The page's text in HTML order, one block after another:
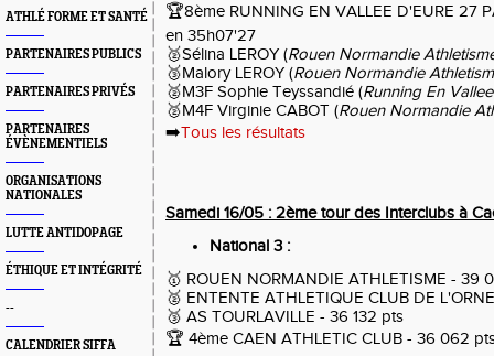
ATHLÉ FORME ET SANTÉ
PARTENAIRES PUBLICS
PARTENAIRES PRIVÉS
PARTENAIRES
ÉVÈNEMENTIELS
ORGANISATIONS
NATIONALES
LUTTE ANTIDOPAGE
ÉTHIQUE ET INTÉGRITÉ
--
CALENDRIER SIFFA
🏆8ème RUNNING EN VALLEE D'EURE 27
en 35h07'27
🥈Sélina LEROY (Rouen Normandie
🥉Malory LEROY (Rouen Normandie
🥈M3F Sophie Teyssandié (Running En
🥈M4F Virginie CABOT (Rouen Normandie
➡️Tous les résultats
Samedi 16/05 : 2ème tour des Interclubs à
National 3 :
🥇 ROUEN NORMANDIE ATHLETISME - 39
🥈 ENTENTE ATHLETIQUE CLUB DE
🥉 AS TOURLAVILLE - 36 132 pts
🏆 4ème CAEN ATHLETIC CLUB - 36 062